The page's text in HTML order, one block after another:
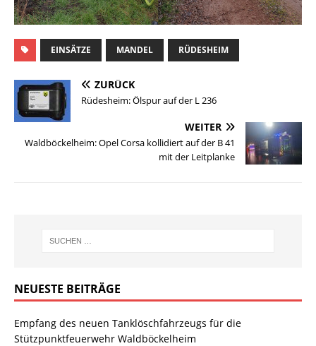
EINSÄTZE MANDEL RÜDESHEIM
ZURÜCK
Rüdesheim: Ölspur auf der L 236
WEITER
Waldböckelheim: Opel Corsa kollidiert auf der B 41
mit der Leitplanke
NEUESTE BEITRÄGE
Empfang des neuen Tanklöschfahrzeugs für die
Stützpunktfeuerwehr Waldböckelheim